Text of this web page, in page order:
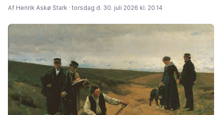
Af Henrik Askø Stark · torsdag d. 30. juli 2026 kl. 20.14